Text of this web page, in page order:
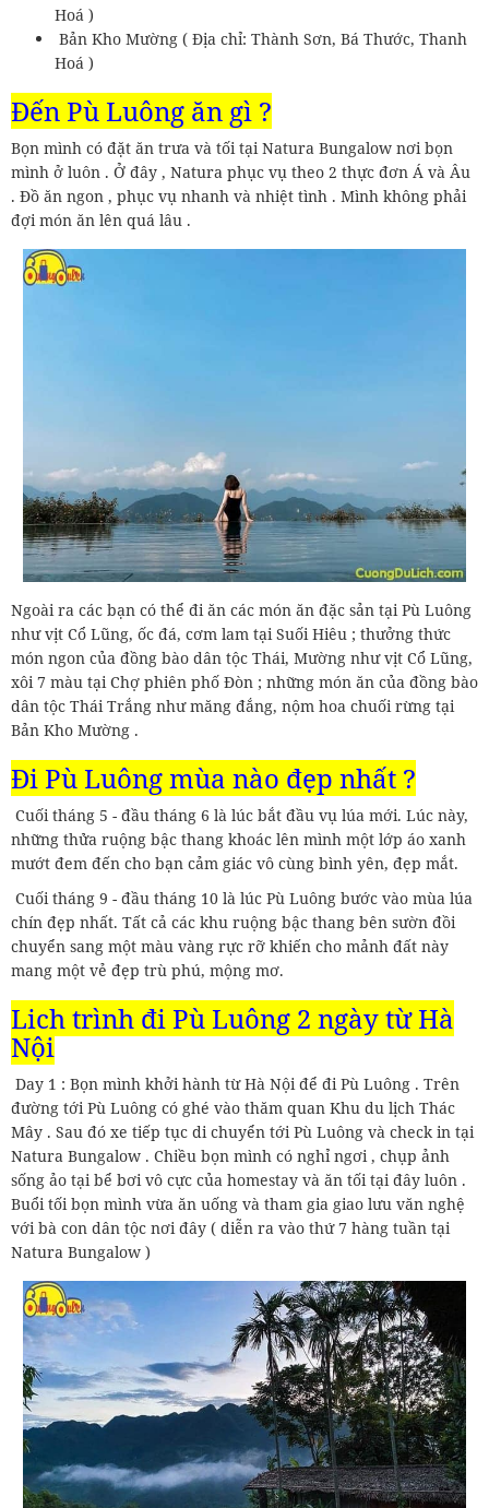
Hoá )
Bản Kho Mường ( Địa chỉ: Thành Sơn, Bá Thước, Thanh
Hoá )
Đến Pù Luông ăn gì ?
Bọn mình có đặt ăn trưa và tối tại Natura Bungalow nơi bọn
mình ở luôn . Ở đây , Natura phục vụ theo 2 thực đơn Á và Âu
. Đồ ăn ngon , phục vụ nhanh và nhiệt tình . Mình không phải
đợi món ăn lên quá lâu .
Ngoài ra các bạn có thể đi ăn các món ăn đặc sản tại Pù Luông
như vịt Cổ Lũng, ốc đá, cơm lam tại Suối Hiêu ; thưởng thức
món ngon của đồng bào dân tộc Thái, Mường như vịt Cổ Lũng,
xôi 7 màu tại Chợ phiên phố Đòn ; những món ăn của đồng bào
dân tộc Thái Trắng như măng đắng, nộm hoa chuối rừng tại
Bản Kho Mường .
Đi Pù Luông mùa nào đẹp nhất ?
Cuối tháng 5 - đầu tháng 6 là lúc bắt đầu vụ lúa mới. Lúc này,
những thửa ruộng bậc thang khoác lên mình một lớp áo xanh
mướt đem đến cho bạn cảm giác vô cùng bình yên, đẹp mắt.
Cuối tháng 9 - đầu tháng 10 là lúc Pù Luông bước vào mùa lúa
chín đẹp nhất. Tất cả các khu ruộng bậc thang bên sườn đồi
chuyển sang một màu vàng rực rỡ khiến cho mảnh đất này
mang một vẻ đẹp trù phú, mộng mơ.
Lịch trình đi Pù Luông 2 ngày từ Hà
Nội
Day 1 : Bọn mình khởi hành từ Hà Nội để đi Pù Luông . Trên
đường tới Pù Luông có ghé vào thăm quan Khu du lịch Thác
Mây . Sau đó xe tiếp tục di chuyển tới Pù Luông và check in tại
Natura Bungalow . Chiều bọn mình có nghỉ ngơi , chụp ảnh
sống ảo tại bể bơi vô cực của homestay và ăn tối tại đây luôn .
Buổi tối bọn mình vừa ăn uống và tham gia giao lưu văn nghệ
với bà con dân tộc nơi đây ( diễn ra vào thứ 7 hàng tuần tại
Natura Bungalow )